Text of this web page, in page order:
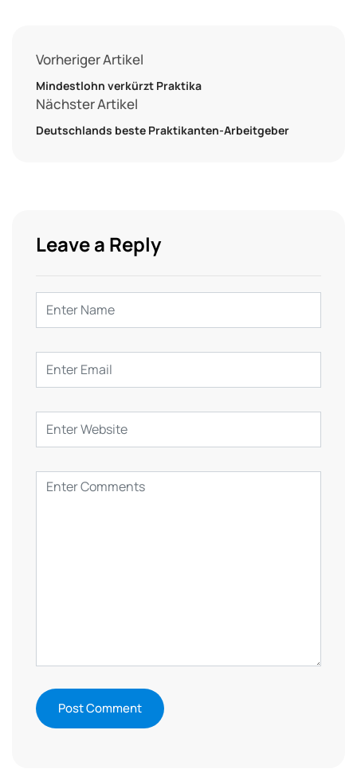
Vorheriger Artikel
Mindestlohn verkürzt Praktika
Nächster Artikel
Deutschlands beste Praktikanten-Arbeitgeber
Leave a Reply